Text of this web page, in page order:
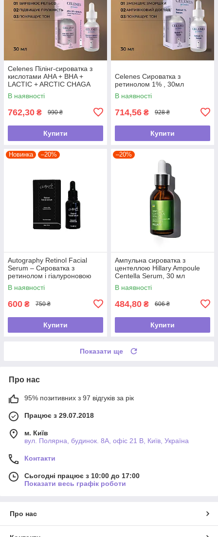
Celenes Пілінг-сироватка з
кислотами AHA + BHA +
LACTIC + ARCTIC CHAGA
MUSHROOM, що покращує
текстуру шкіри
В наявності
762,30 ₴ 990 ₴
Купити
Celenes Сироватка з
ретинолом 1% , 30мл
В наявності
714,56 ₴ 928 ₴
Купити
Новинка –20%
Autography Retinol Facial
Serum – Сироватка з
ретинолом і гіалуроновою
кислотою, 30 мл
В наявності
600 ₴ 750 ₴
Купити
–20%
Ампульна сироватка з
центеллою Hillary Ampoule
Centella Serum, 30 мл
В наявності
484,80 ₴ 606 ₴
Купити
Показати ще
Про нас
95% позитивних з 97 відгуків за рік
Працює з 29.07.2018
м. Київ
вул. Полярна, будинок. 8А, офіс 21 В, Київ, Україна
Контакти
Сьогодні працює з 10:00 до 17:00
Показати весь графік роботи
Про нас